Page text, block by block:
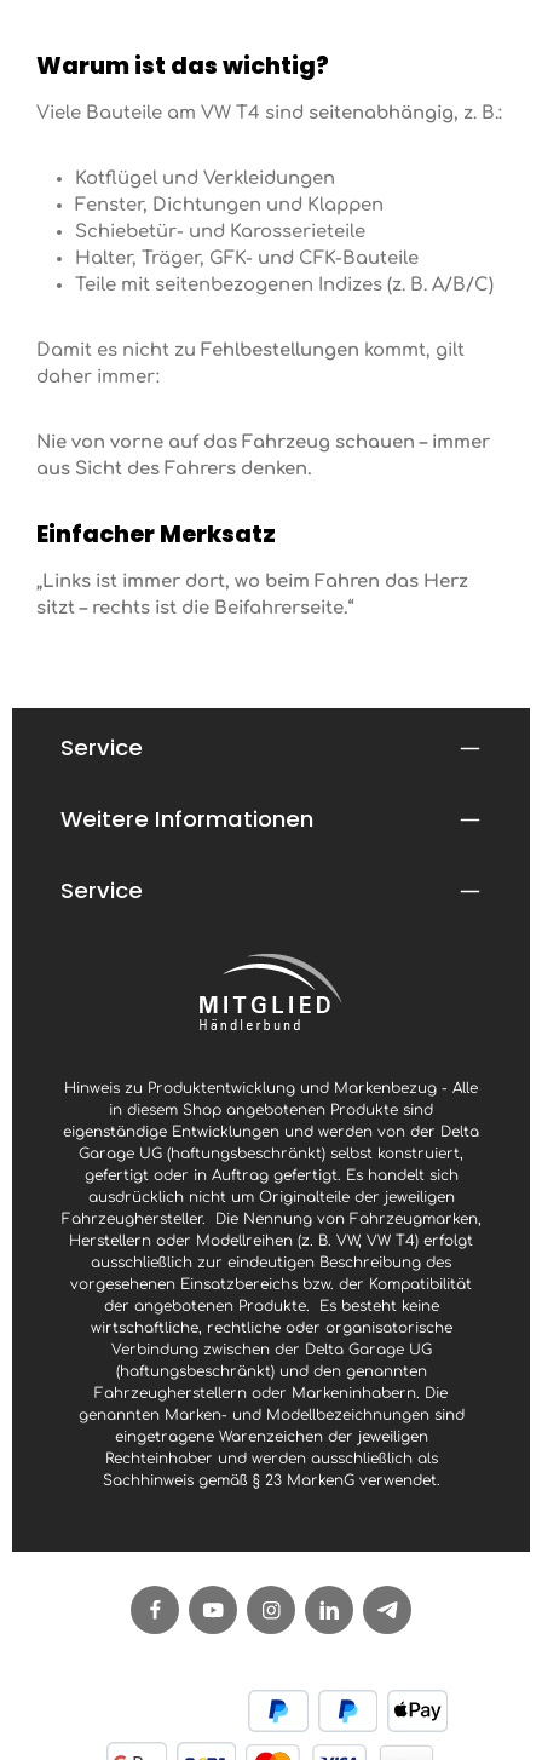
Warum ist das wichtig?
Viele Bauteile am VW T4 sind seitenabhängig, z. B.:
Kotflügel und Verkleidungen
Fenster, Dichtungen und Klappen
Schiebetür- und Karosserieteile
Halter, Träger, GFK- und CFK-Bauteile
Teile mit seitenbezogenen Indizes (z. B. A/B/C)
Damit es nicht zu Fehlbestellungen kommt, gilt
daher immer:
Nie von vorne auf das Fahrzeug schauen – immer
aus Sicht des Fahrers denken.
Einfacher Merksatz
„Links ist immer dort, wo beim Fahren das Herz
sitzt – rechts ist die Beifahrerseite.“
Service
Weitere Informationen
Service
Hinweis zu Produktentwicklung und Markenbezug - Alle
in diesem Shop angebotenen Produkte sind
eigenständige Entwicklungen und werden von der Delta
Garage UG (haftungsbeschränkt) selbst konstruiert,
gefertigt oder in Auftrag gefertigt. Es handelt sich
ausdrücklich nicht um Originalteile der jeweiligen
Fahrzeughersteller.
Die Nennung von Fahrzeugmarken,
Herstellern oder Modellreihen (z. B. VW, VW T4) erfolgt
ausschließlich zur eindeutigen Beschreibung des
vorgesehenen Einsatzbereichs bzw. der Kompatibilität
der angebotenen Produkte.
Es besteht keine
wirtschaftliche, rechtliche oder organisatorische
Verbindung zwischen der Delta Garage UG
(haftungsbeschränkt) und den genannten
Fahrzeugherstellern oder Markeninhabern. Die
genannten Marken- und Modellbezeichnungen sind
eingetragene Warenzeichen der jeweiligen
Rechteinhaber und werden ausschließlich als
Sachhinweis gemäß § 23 MarkenG verwendet.